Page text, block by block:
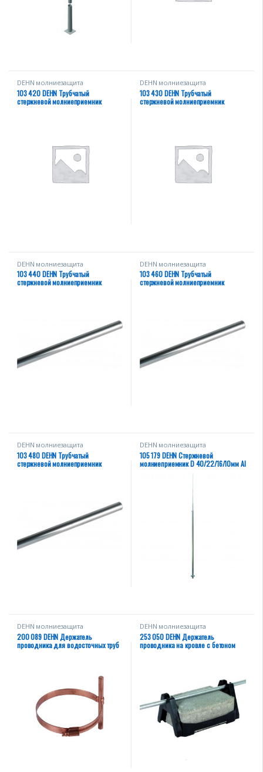
DEHN молниезащита
103 420 DEHN Трубчатый
стержневой молниеприемник
DEHN молниезащита
103 430 DEHN Трубчатый
стержневой молниеприемник
DEHN молниезащита
103 440 DEHN Трубчатый
стержневой молниеприемник
DEHN молниезащита
103 460 DEHN Трубчатый
стержневой молниеприемник
DEHN молниезащита
103 480 DEHN Трубчатый
стержневой молниеприемник
DEHN молниезащита
105 179 DEHN Стержневой
молниеприемник D 40/22/16/10мм Al
DEHN молниезащита
200 089 DEHN Держатель
проводника для водосточных труб
DEHN молниезащита
253 050 DEHN Держатель
проводника на кровле с бетоном